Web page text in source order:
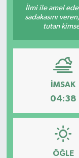
İlmi ile amel
sadakasını
tutan
İMSAK
04:38
ÖĞLE
KADIN
MAGAZİN
MEDYA
ÖZEL HABER